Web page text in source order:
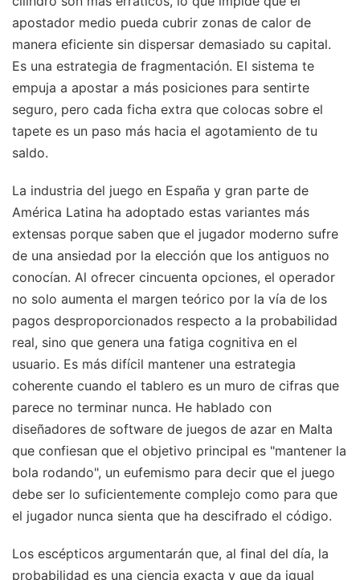
apostador medio pueda cubrir zonas de calor de
manera eficiente sin dispersar demasiado su capital.
Es una estrategia de fragmentación. El sistema te
empuja a apostar a más posiciones para sentirte
seguro, pero cada ficha extra que colocas sobre el
tapete es un paso más hacia el agotamiento de tu
saldo.
La industria del juego en España y gran parte de
América Latina ha adoptado estas variantes más
extensas porque saben que el jugador moderno sufre
de una ansiedad por la elección que los antiguos no
conocían. Al ofrecer cincuenta opciones, el operador
no solo aumenta el margen teórico por la vía de los
pagos desproporcionados respecto a la probabilidad
real, sino que genera una fatiga cognitiva en el
usuario. Es más difícil mantener una estrategia
coherente cuando el tablero es un muro de cifras que
parece no terminar nunca. He hablado con
diseñadores de software de juegos de azar en Malta
que confiesan que el objetivo principal es "mantener la
bola rodando", un eufemismo para decir que el juego
debe ser lo suficientemente complejo como para que
el jugador nunca sienta que ha descifrado el código.
Los escépticos argumentarán que, al final del día, la
probabilidad es una ciencia exacta y que da igual